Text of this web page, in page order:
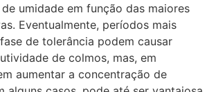
umidade em função das maiores
Eventualmente, períodos mais
de tolerância podem causar
de colmos, mas, em
aumentar a concentração de